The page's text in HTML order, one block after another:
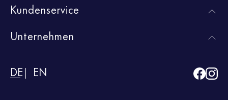
Kundenservice
Unternehmen
DE EN